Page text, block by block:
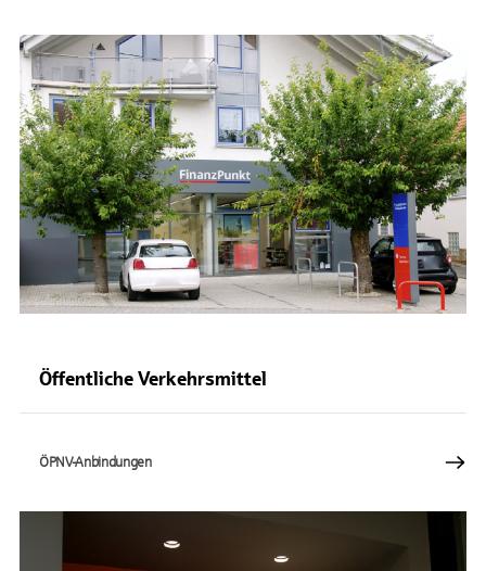
Öffentliche Verkehrsmittel
ÖPNV-Anbindungen